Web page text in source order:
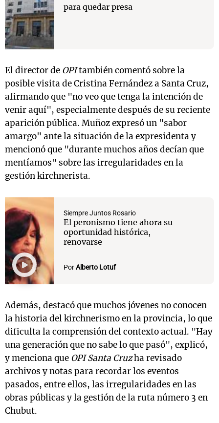
para quedar presa
El director de OPItambién comentó sobre la
posible visita de Cristina Fernández a Santa Cruz,
afirmando que "no veo que tenga la intención de
venir aquí", especialmente después de su reciente
aparición pública. Muñoz expresó un "sabor
amargo" ante la situación de la expresidenta y
mencionó que "durante muchos años decían que
mentíamos" sobre las irregularidades en la
gestión kirchnerista.
Siempre Juntos Rosario
El peronismo tiene ahora su
oportunidad histórica,
renovarse
PorAlberto Lotuf
Además, destacó que muchos jóvenes no conocen
la historia del kirchnerismo en la provincia, lo que
dificulta la comprensión del contexto actual. "Hay
una generación que no sabe lo que pasó", explicó,
y menciona que OPI Santa Cruzha revisado
archivos y notas para recordar los eventos
pasados, entre ellos, las irregularidades en las
obras públicas y la gestión de la ruta número 3 en
Chubut.